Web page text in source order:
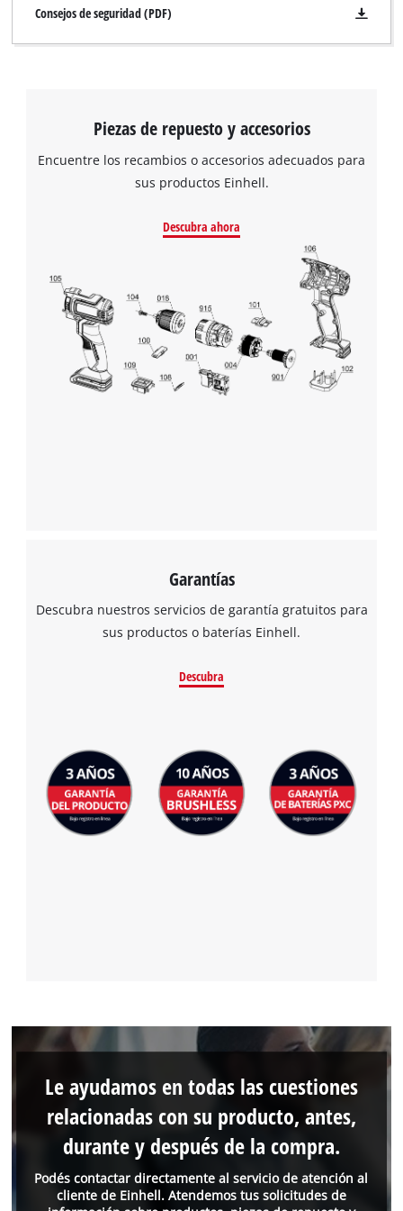
Consejos de seguridad (PDF)
Piezas de repuesto y accesorios
Encuentre los recambios o accesorios adecuados para
sus productos Einhell.
Descubra ahora
Garantías
Descubra nuestros servicios de garantía gratuitos para
sus productos o baterías Einhell.
Descubra
Podés contactar directamente al servicio de atención al
cliente de Einhell. Atendemos tus solicitudes de
Le ayudamos en todas las cuestiones
relacionadas con su producto, antes,
durante y después de la compra.